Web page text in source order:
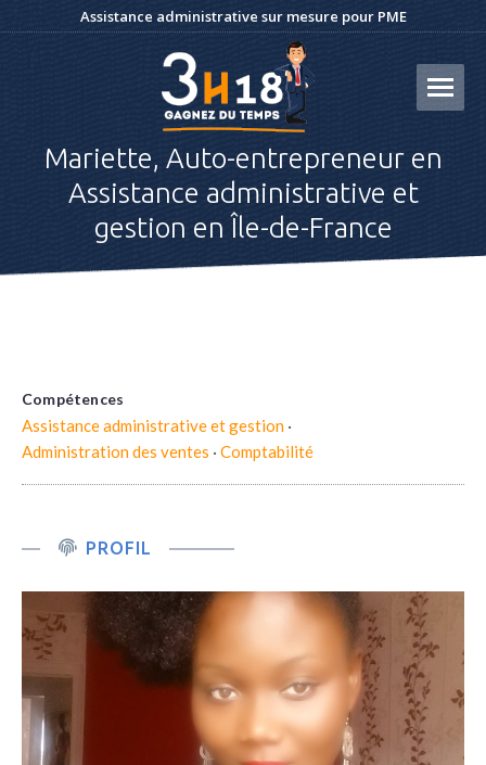
Assistance administrative sur mesure pour PME
Mariette, Auto-entrepreneur en
Assistance administrative et
gestion en Île-de-France
Compétences
Assistance administrative et gestion ·
Administration des ventes · Comptabilité
PROFIL